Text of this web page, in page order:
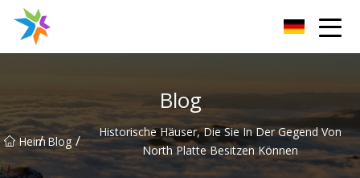
Blog
Heim
/ Blog /
Historische Häuser, Die Sie In Der Gegend Von
North Platte Besitzen Können